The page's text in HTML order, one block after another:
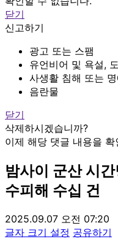
닫기
신고하기
광고 또는 스팸
유언비어 및 욕설,
사생활 침해 또는
음란물
닫기
삭제하시겠습니까?
이제 해당 댓글 내용을
밤사이 군산 시
수피해 수십 건
2025.09.07 오전 07:20
글자 크기 설정 공유하기